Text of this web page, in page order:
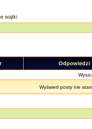
wątki
Odpowiedzi
Wyświetl posty nie